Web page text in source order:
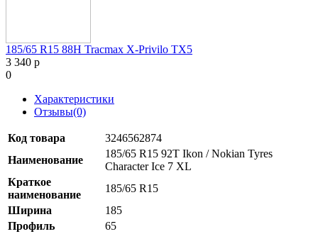
185/65 R15 88H Tracmax X-Privilo TX5
3 340 р
0
Характеристики
Отзывы(0)
Код товара
3246562874
Наименование
185/65 R15 92T Ikon / Nokian Tyres
Character Ice 7 XL
Краткое
наименование
185/65 R15
Ширина
185
Профиль
65